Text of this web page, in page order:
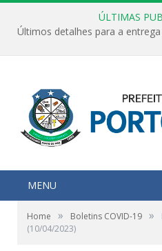
ÚLTIMAS
MENU
Home » Boletins COVID-19 »
(10/04/2023)